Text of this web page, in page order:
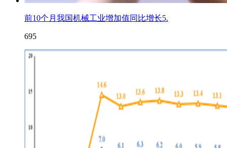
前10个月我国机械工业增加值同比增长5.
695